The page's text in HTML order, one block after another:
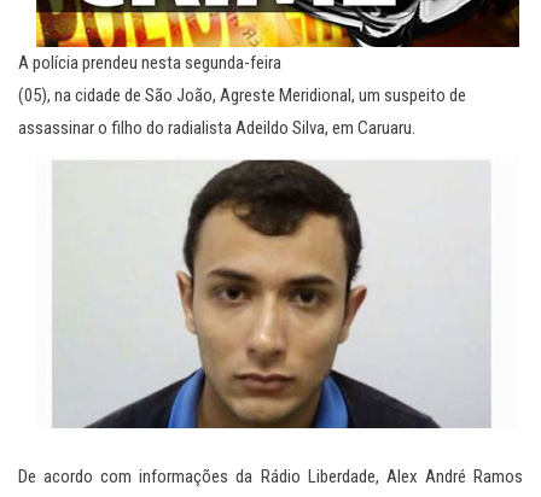
A polícia prendeu nesta segunda-feira
(05), na cidade de São João, Agreste Meridional, um suspeito de
assassinar o filho do radialista Adeildo Silva, em Caruaru.
De acordo com informações da Rádio Liberdade, Alex André Ramos